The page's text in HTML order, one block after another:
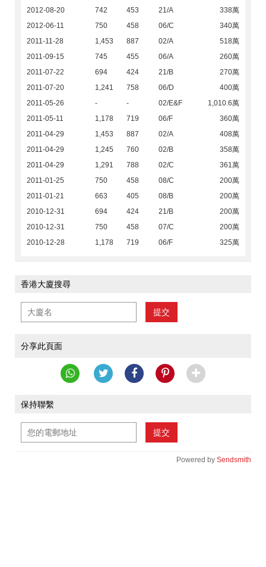
2012-08-20 742 453 21/A
338萬
2012-06-11
750 458 06/C
340萬
2011-11-28
1,453 887 02/A
518萬
2011-09-15
745 455 06/A
260萬
2011-07-22
694 424 21/B
270萬
2011-07-20
1,241 758 06/D
400萬
2011-05-26
- - 02/E&F
1,010.6萬
2011-05-11
1,178 719 06/F
360萬
2011-04-29
1,453 887 02/A
408萬
2011-04-29
1,245 760 02/B
358萬
2011-04-29
1,291 788 02/C
361萬
2011-01-25
750 458 08/C
200萬
2011-01-21
663 405 08/B
200萬
2010-12-31
694 424 21/B
200萬
2010-12-31
750 458 07/C
200萬
2010-12-28
1,178 719 06/F 325萬
香港大廈搜尋
提交
分享此頁面
保持聯繫
提交
Powered by Sendsmith